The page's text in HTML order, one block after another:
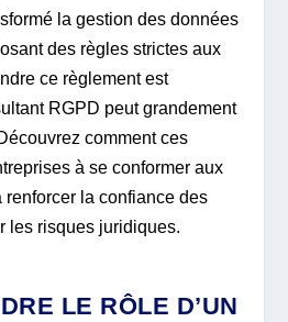
la gestion des données
des règles strictes aux
ce règlement est
RGPD peut grandement
comment ces
à se conformer aux
la confiance des
les risques juridiques.
LE RÔLE D’UN